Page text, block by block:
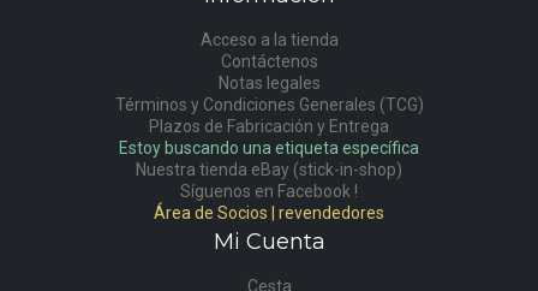
Acceso a la tienda
Contáctenos
Notas legales
Términos y Condiciones Generales (TCG)
Plazos de Fabricación y Entrega
Estoy buscando una etiqueta específica
Nuestra tienda eBay (stick-in-shop)
Síguenos en Facebook !
Área de Socios | revendedores
Mi Cuenta
Cesta